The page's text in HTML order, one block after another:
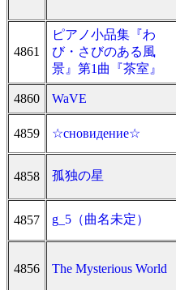
4861
ピアノ小品集『わ
び・さびのある風
景』第1曲『茶室』
4860 WaVE
4859 ☆сновидение☆
4858 孤独の星
4857 g_5（曲名未定）
4856 The Mysterious World